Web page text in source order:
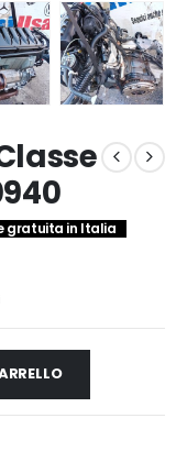
gratuita in Italia